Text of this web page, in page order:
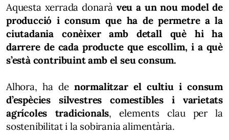
Aquesta xerrada donarà veu a un nou model de
producció i consum que ha de permetre a la
ciutadania conèixer amb detall què hi ha
darrere de cada producte que escollim, i a què
s’està contribuint amb el seu consum.
Alhora, ha de normalitzar el cultiu i consum
d’espècies silvestres comestibles i varietats
agrícoles tradicionals, elements clau per la
sostenibilitat i la sobirania alimentària.